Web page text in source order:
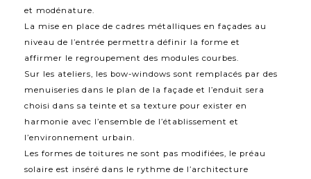
et modénature.
La mise en place de cadres métalliques en façades au
niveau de l’entrée permettra définir la forme et
affirmer le regroupement des modules courbes.
Sur les ateliers, les bow-windows sont remplacés par des
menuiseries dans le plan de la façade et l’enduit sera
choisi dans sa teinte et sa texture pour exister en
harmonie avec l’ensemble de l’établissement et
l’environnement urbain.
Les formes de toitures ne sont pas modifiées, le préau
solaire est inséré dans le rythme de l’architecture